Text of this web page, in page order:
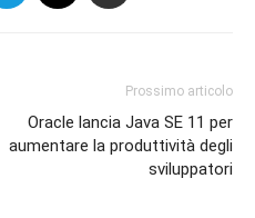
Prossimo articolo
Oracle lancia Java SE 11 per
aumentare la produttività degli
sviluppatori